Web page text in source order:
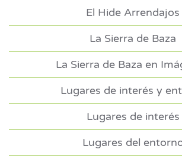
El Hide Arrendajos
La Sierra de Baza
La Sierra de Baza en
Lugares de interés y
Lugares de interés
Lugares del